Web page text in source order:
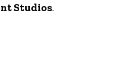
Studios.